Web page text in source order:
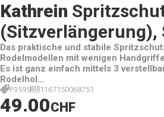
Kathrein
(Sitzverlängerung),
Das praktische und stabile
Rodelmodellen mit wenigen
Es ist ganz einfach mittels 3
Rodelhol...
P3595 1167150068751
49.00CHF